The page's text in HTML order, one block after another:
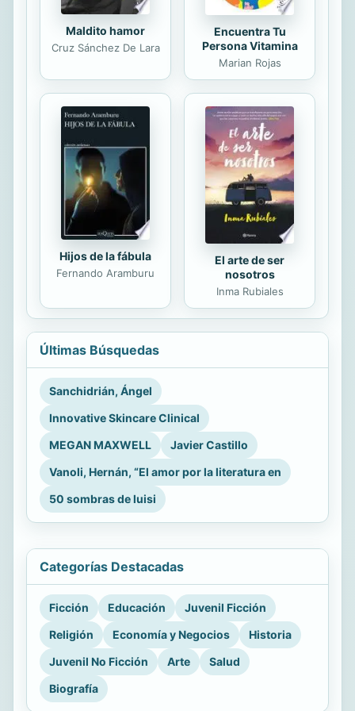
Maldito hamor
Cruz Sánchez De Lara
Encuentra Tu
Persona Vitamina
Marian Rojas
Hijos de la fábula
Fernando Aramburu
El arte de ser
nosotros
Inma Rubiales
Últimas Búsquedas
Sanchidrián, Ángel
Innovative Skincare Clinical
MEGAN MAXWELL
Javier Castillo
Vanoli, Hernán, “El amor por la literatura en
50 sombras de luisi
Categorías Destacadas
Ficción Educación
Juvenil Ficción
Religión
Economía y Negocios
Historia
Juvenil No Ficción
Arte
Salud
Biografía